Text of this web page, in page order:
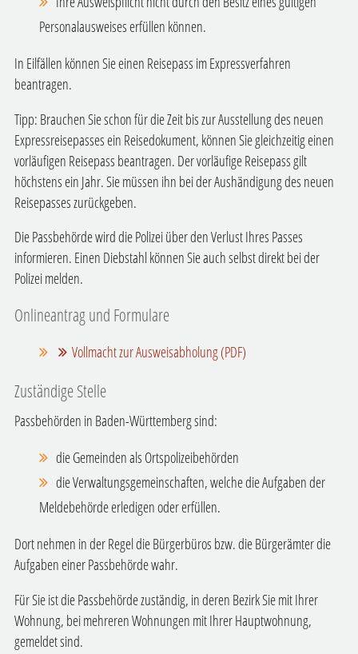
Personalausweises erfüllen können.
In Eilfällen können Sie einen Reisepass im Expressverfahren
beantragen.
Tipp: Brauchen Sie schon für die Zeit bis zur Ausstellung des neuen
Expressreisepasses ein Reisedokument, können Sie gleichzeitig einen
vorläufigen Reisepass beantragen. Der vorläufige Reisepass gilt
höchstens ein Jahr. Sie müssen ihn bei der Aushändigung des neuen
Reisepasses zurückgeben.
Die Passbehörde wird die Polizei über den Verlust Ihres Passes
informieren. Einen Diebstahl können Sie auch selbst direkt bei der
Polizei melden.
Onlineantrag und Formulare
Vollmacht zur Ausweisabholung (PDF)
Zuständige Stelle
Passbehörden in Baden-Württemberg sind:
die Gemeinden als Ortspolizeibehörden
die Verwaltungsgemeinschaften,welche die Aufgaben der
Meldebehörde erledigen oder erfüllen.
Dort nehmen in der Regel die Bürgerbüros bzw. die Bürgerämter die
Aufgaben einer Passbehörde wahr.
Für Sie ist die Passbehörde zuständig, in deren Bezirk Sie mit Ihrer
Wohnung, bei mehreren Wohnungen mit Ihrer Hauptwohnung,
gemeldet sind.